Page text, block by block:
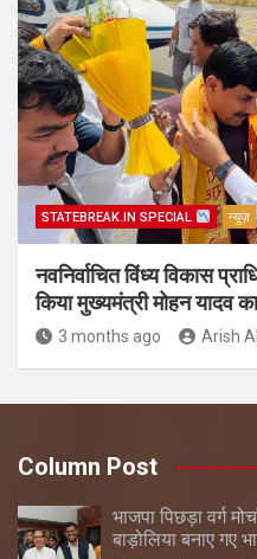
STATEBREAK.IN SPECIAL न्यूज़
नवनिर्वाचित विंध्य विकास
किया मुख्यमंत्री मोहन यादव
3 months ago Arish
Column Post
भाजपा पिछड़ा वर्ग
बाड़ोलिया बनाए गए